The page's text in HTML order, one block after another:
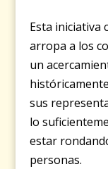
Esta iniciativa
arropa a los
un
sus
lo
estar
personas.